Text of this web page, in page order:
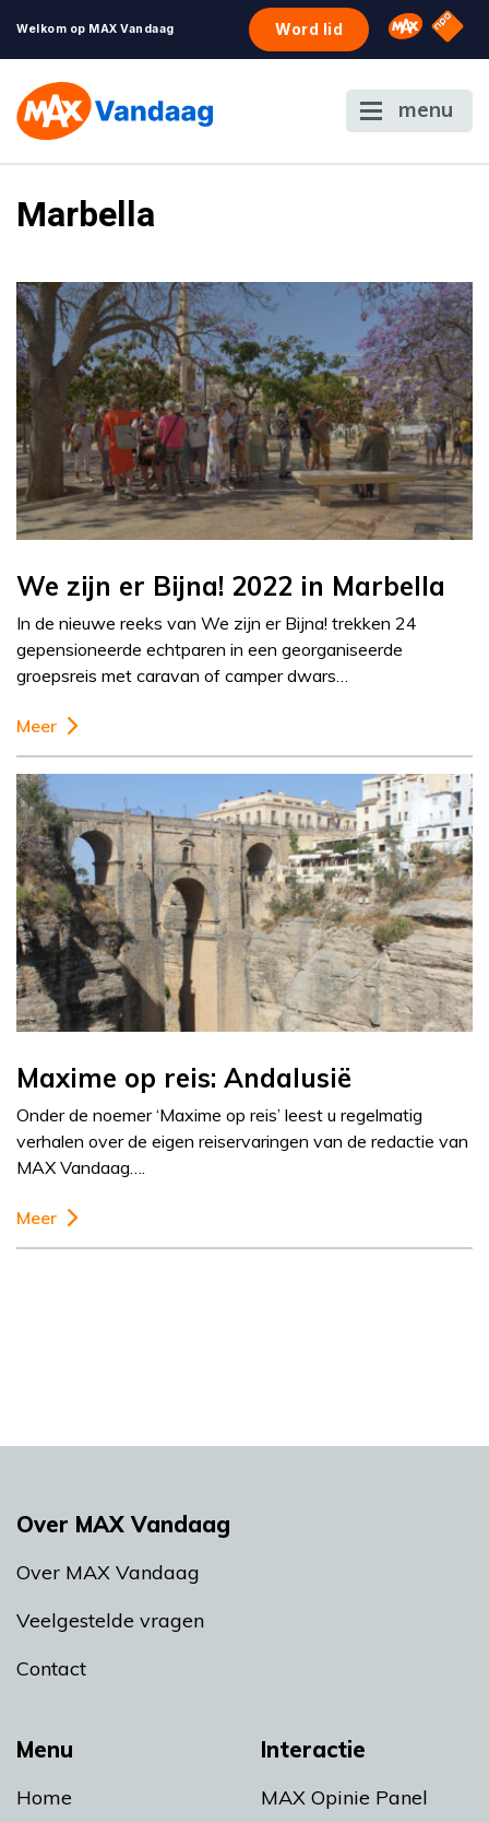
Welkom op MAX Vandaag Word lid Omroep
NPO
menu
Marbella
We zijn er Bijna! 2022 in Marbella
In de nieuwe reeks van We zijn er Bijna! trekken 24
gepensioneerde echtparen in een georganiseerde
groepsreis met caravan of camper dwars…
Meer
Maxime op reis: Andalusië
Onder de noemer ‘Maxime op reis’ leest u regelmatig
verhalen over de eigen reiservaringen van de redactie van
MAX Vandaag….
Meer
Menu
Home
Interactie
MAX Opinie Panel
Over MAX Vandaag
Over MAX Vandaag
Veelgestelde vragen
Contact